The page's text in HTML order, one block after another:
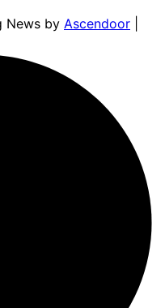
News by Ascendoor